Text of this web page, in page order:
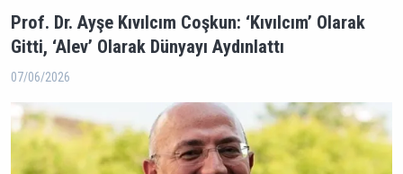
Prof. Dr. Ayşe Kıvılcım Coşkun: ‘Kıvılcım’ Olarak
Gitti, ‘Alev’ Olarak Dünyayı Aydınlattı
07/06/2026